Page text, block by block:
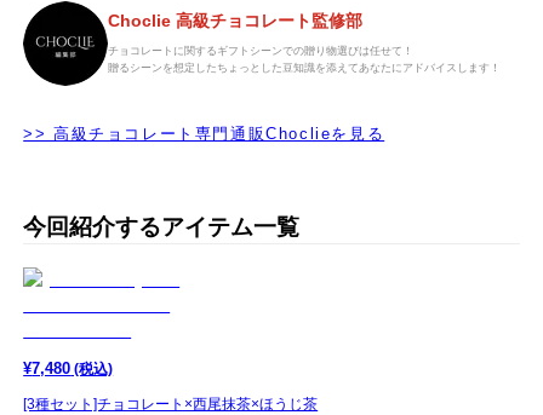
Choclie 高級チョコレート監修部
チョコレートに関するギフトシーンでの贈り物選びは任せて！
贈るシーンを想定したちょっとした豆知識を添えてあなたにアドバイスします！
>> 高級チョコレート専門通販Choclieを見る
今回紹介するアイテム一覧
¥7,480 (税込)
[3種セット]チョコレート×西尾抹茶×ほうじ茶